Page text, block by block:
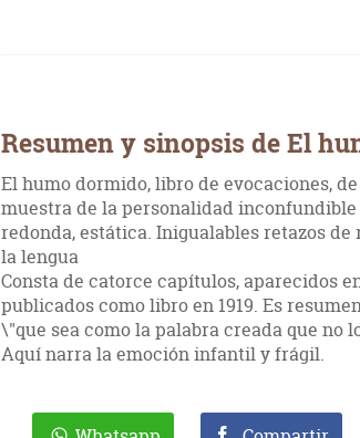
Resumen y sinopsis de El
El humo dormido, libro de evocaciones,
muestra de la personalidad
redonda, estática. Inigualables retazos
la lengua
Consta de catorce capítulos, aparecidos
publicados como libro en 1919. Es
\"que sea como la palabra creada que no
Aquí narra la emoción infantil y frágil.